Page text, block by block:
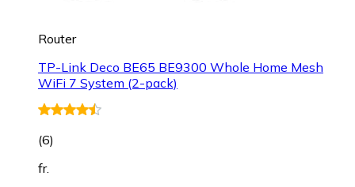
Router
TP-Link Deco BE65 BE9300 Whole Home Mesh
WiFi 7 System (2-pack)
(6)
fr.